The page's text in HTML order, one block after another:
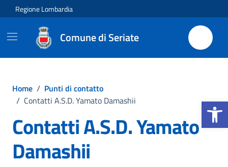
Apri la
Vai ai contenuti
Vai al footer
Regione Lombardia
Comune di Seriate
Home / Punti di contatto
/ Contatti A.S.D. Yamato Damashii
Contatti A.S.D. Yamato
Damashii